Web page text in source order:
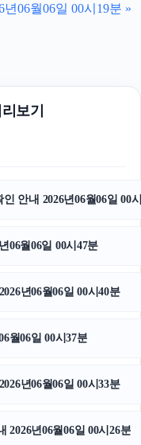
서울암요양병원
광고대행사
06월06일 00시19분 »
보기
안내 2026년06월06일 00
06월06일 00시47분
년06월06일 00시40분
월06일 00시37분
년06월06일 00시33분
2026년06월06일 00시26분